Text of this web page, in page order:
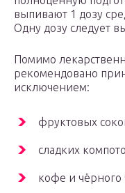
выпивают 1 дозу
Одну дозу следует
Помимо
рекомендовано
исключением:
фруктовых
сладких
кофе и чёрного